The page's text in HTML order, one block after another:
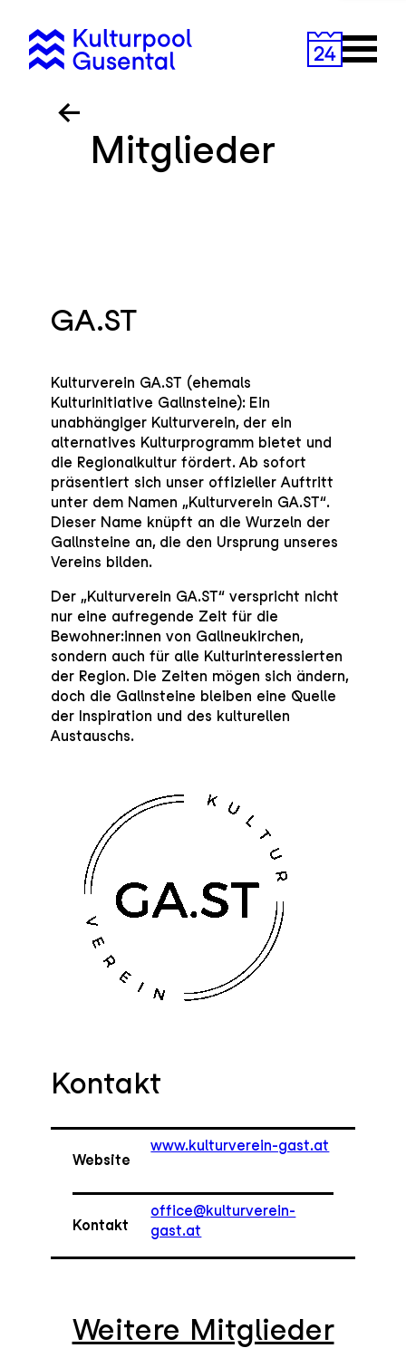
Inhalt
springen
Primary
Menu
Mitglieder
GA.ST
Kulturverein GA.ST (ehemals
Kulturinitiative Gallnsteine): Ein
unabhängiger Kulturverein, der ein
alternatives Kulturprogramm bietet und
die Regionalkultur fördert. Ab sofort
präsentiert sich unser offizieller Auftritt
unter dem Namen „Kulturverein GA.ST“.
Dieser Name knüpft an die Wurzeln der
Gallnsteine an, die den Ursprung unseres
Vereins bilden.
Der „Kulturverein GA.ST“ verspricht nicht
nur eine aufregende Zeit für die
Bewohner:innen von Gallneukirchen,
sondern auch für alle Kulturinteressierten
der Region. Die Zeiten mögen sich ändern,
doch die Gallnsteine bleiben eine Quelle
der Inspiration und des kulturellen
Austauschs.
Kontakt
Website
www.kulturverein-gast.at
Kontakt
office@kulturverein-
gast.at
Weitere Mitglieder